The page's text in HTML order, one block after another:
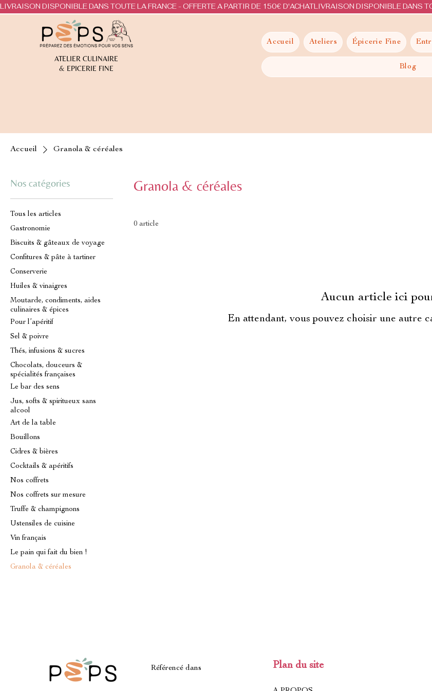
LIVRAISON DISPONIBLE DANS TOUTE LA FRANCE - OFFERTE A PARTIR DE 150€ D'ACHAT
ATELIER CULINAIRE
& EPICERIE FINE
Accueil Ateliers Épicerie Fine
Blog
Accueil Granola & céréales
Nos catégories
Tous les articles
Gastronomie
Biscuits & gâteaux de voyage
Confitures & pâte à tartiner
Conserverie
Huiles & vinaigres
Moutarde, condiments, aides
culinaires & épices
Pour l’apéritif
Sel & poivre
Thés, infusions & sucres
Chocolats, douceurs &
spécialités françaises
Le bar des sens
Jus, softs & spiritueux sans
alcool
Art de la table
Bouillons
Cidres & bières
Cocktails & apéritifs
Nos coffrets
Nos coffrets sur mesure
Truffe & champignons
Ustensiles de cuisine
Vin français
Le pain qui fait du bien !
Granola & céréales
Granola & céréales
0 article
Aucun article ici
En attendant, vous pouvez choisir une autre
Référencé dans Plan du site